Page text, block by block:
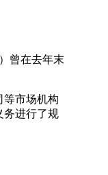
曾在去年末
市场机构
务进行了规